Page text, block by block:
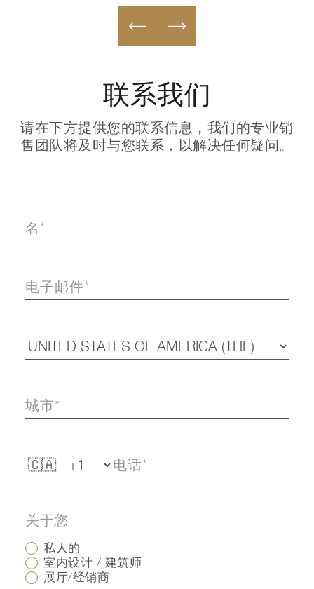
联系我们
请在下方提供您的联系信息，我们的专业销
售团队将及时与您联系，以解决任何疑问。
关于您
私人的
室内设计 / 建筑师
展厅/经销商